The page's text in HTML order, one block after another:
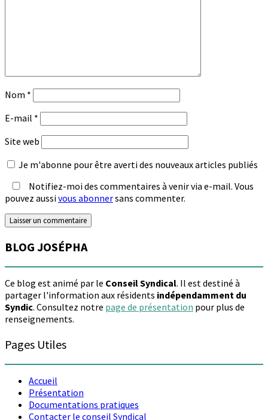
Nom *
E-mail *
Site web
Je m'abonne pour être averti des nouveaux articles publiés
Notifiez-moi des commentaires à venir via e-mail. Vous
pouvez aussivous abonnersans commenter.
BLOG JOSÉPHA
Ce blog est animé par le Conseil Syndical. Il est destiné à
partager l'information aux résidents indépendamment du
Syndic. Consultez notre page de présentation pour plus de
renseignements.
Pages Utiles
Accueil
Présentation
Documentations pratiques
Contacter le conseil Syndical